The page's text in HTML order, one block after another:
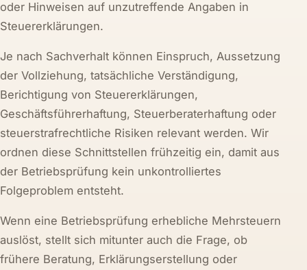
oder Hinweisen auf unzutreffende Angaben in
Steuererklärungen.
Je nach Sachverhalt können Einspruch, Aussetzung
der Vollziehung, tatsächliche Verständigung,
Berichtigung von Steuererklärungen,
Geschäftsführerhaftung, Steuerberaterhaftung oder
steuerstrafrechtliche Risiken relevant werden. Wir
ordnen diese Schnittstellen frühzeitig ein, damit aus
der Betriebsprüfung kein unkontrolliertes
Folgeproblem entsteht.
Wenn eine Betriebsprüfung erhebliche Mehrsteuern
auslöst, stellt sich mitunter auch die Frage, ob
frühere Beratung, Erklärungserstellung oder